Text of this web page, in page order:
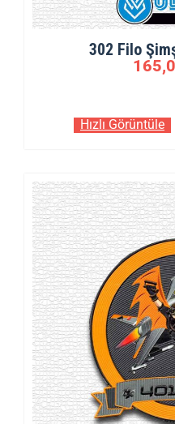
302 Filo
Hızlı Görüntüle